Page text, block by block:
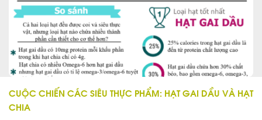
CUỘC CHIẾN CÁC SIÊU THỰC PHẨM: HẠT GAI DẦU VÀ HẠT
CHIA